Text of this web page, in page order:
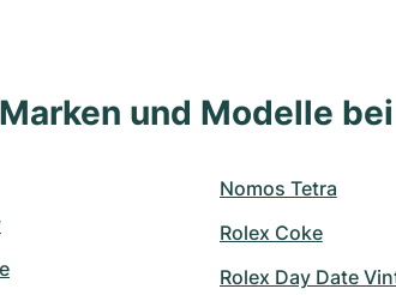
und Modelle bei
Nomos Tetra
Rolex Coke
Rolex Day Date